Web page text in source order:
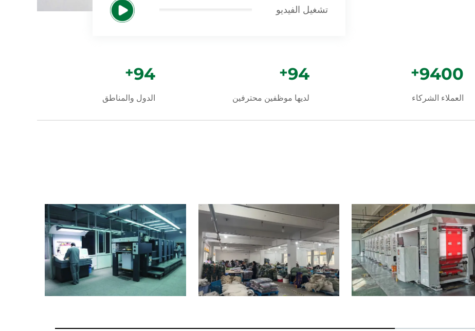
تشغيل الفيديو
10000
+
العملاء الشركاء
100
+
لديها موظفين محترفين
100
+
الدول والمناطق